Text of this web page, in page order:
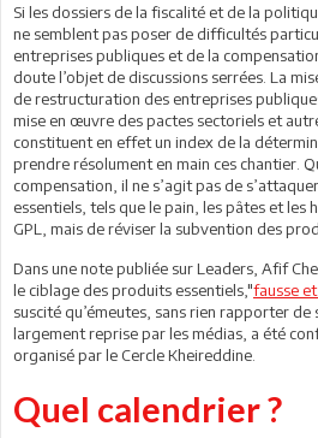
Si les dossiers de la fiscalité et de la
ne semblent pas poser de difficultés
entreprises publiques et de la
doute l’objet de discussions serrées. La
de restructuration des entreprises
mise en œuvre des pactes sectoriels et
constituent en effet un index de la
prendre résolument en main ces chantier.
compensation, il ne s’agit pas de
essentiels, tels que le pain, les pâtes et les
GPL, mais de réviser la subvention des
Dans une note publiée sur Leaders, Afif
le ciblage des produits essentiels,"fausse
suscité qu’émeutes, sans rien rapporter
largement reprise par les médias, a été
organisé par le Cercle Kheireddine.
Quel calendrier ?